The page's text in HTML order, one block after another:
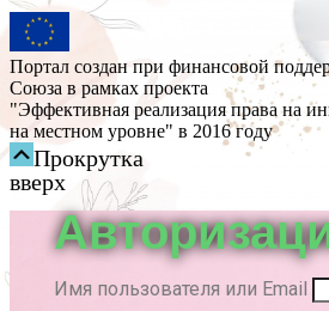
Портал создан при финансовой
Союза в рамках проекта
"Эффективная реализация права на
на местном уровне" в 2016 году
Прокрутка
вверх
Имя пользователя или Email